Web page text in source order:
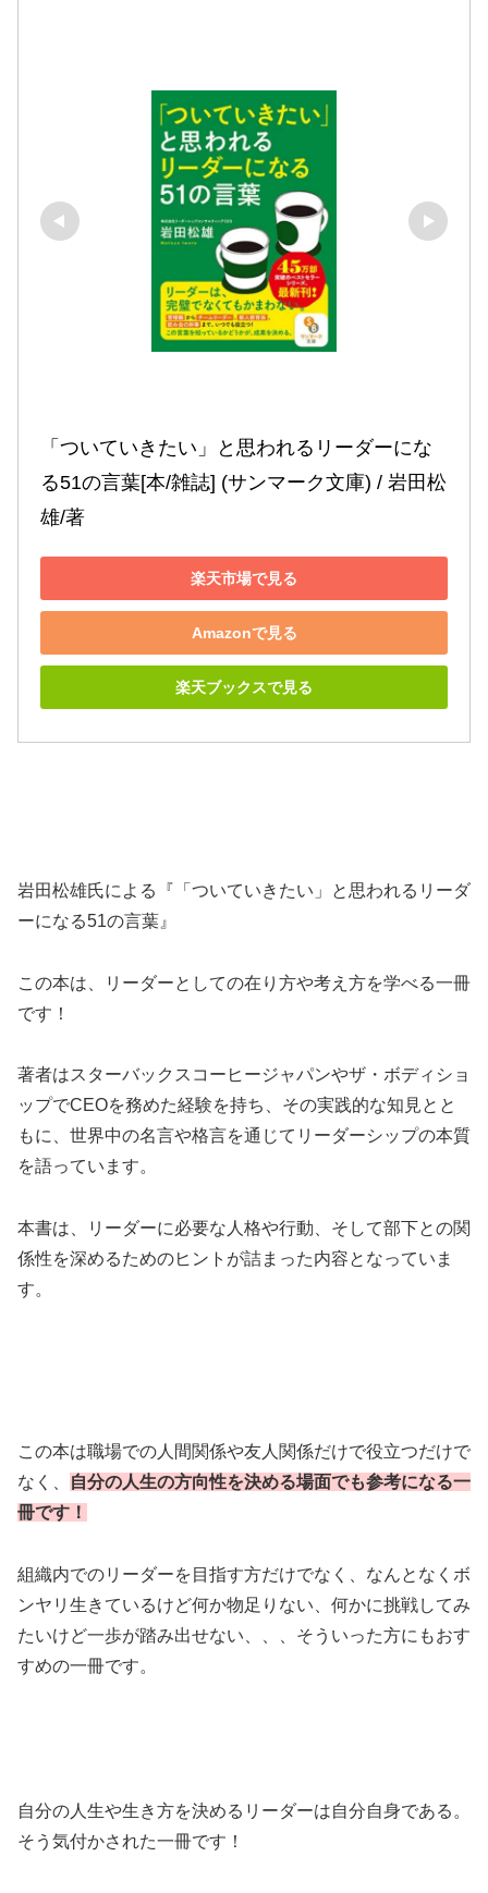
「ついていきたい」と思われるリーダーにな
る51の言葉[本/雑誌] (サンマーク文庫) / 岩田松
雄/著
楽天市場で見る
Amazonで見る
楽天ブックスで見る
岩田松雄氏による『「ついていきたい」と思われるリーダ
ーになる51の言葉』
この本は、リーダーとしての在り方や考え方を学べる一冊
です！
著者はスターバックスコーヒージャパンやザ・ボディショ
ップでCEOを務めた経験を持ち、その実践的な知見とと
もに、世界中の名言や格言を通じてリーダーシップの本質
を語っています。
本書は、リーダーに必要な人格や行動、そして部下との関
係性を深めるためのヒントが詰まった内容となっていま
す。
この本は職場での人間関係や友人関係だけで役立つだけで
なく、
自分の人生の方向性を決める場面でも参考になる一
冊です！
組織内でのリーダーを目指す方だけでなく、なんとなくボ
ンヤリ生きているけど何か物足りない、何かに挑戦してみ
たいけど一歩が踏み出せない、、、そういった方にもおす
すめの一冊です。
自分の人生や生き方を決めるリーダーは自分自身である。
そう気付かされた一冊です！